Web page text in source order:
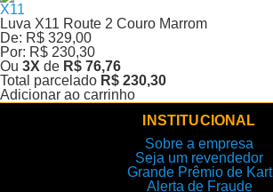
X11
Luva X11 Route 2 Couro Marrom
De: R$ 329,00
Por: R$ 230,30
Ou 3X de R$ 76,76
Total parcelado R$ 230,30
Adicionar ao carrinho
INSTITUCIONAL
Sobre a empresa
Seja um revendedor
Grande Prêmio de Kart
Alerta de Fraude